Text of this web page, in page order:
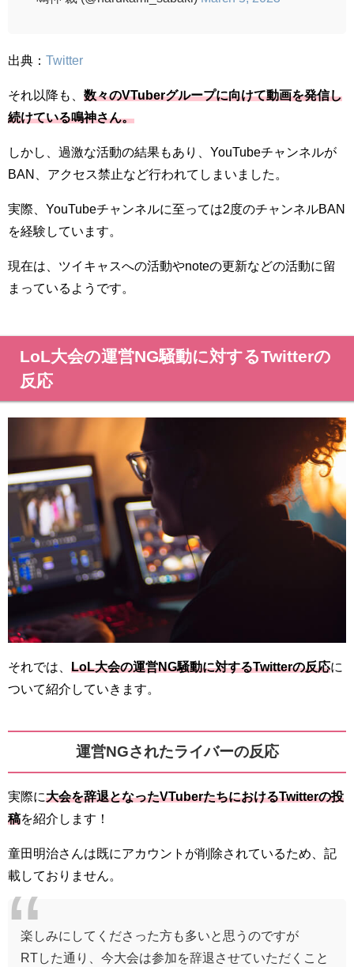
出典： Twitter
それ以降も、 数々のVTuberグループに向けて動画を発信し
続けている鳴神さん。
しかし、過激な活動の結果もあり、YouTubeチャンネルが
BAN、アクセス禁止など行われてしまいました。
実際、YouTubeチャンネルに至っては2度のチャンネルBAN
を経験しています。
現在は、ツイキャスへの活動やnoteの更新などの活動に留
まっているようです。
LoL大会の運営NG騒動に対するTwitterの
反応
それでは、 LoL大会の運営NG騒動に対するTwitterの反応に
ついて紹介していきます。
運営NGされたライバーの反応
実際に大会を辞退となったVTuberたちにおけるTwitterの投
稿を紹介します！
童田明治さんは既にアカウントが削除されているため、記
載しておりません。
楽しみにしてくださった方も多いと思うのですが
RTした通り、今大会は参加を辞退させていただくこと